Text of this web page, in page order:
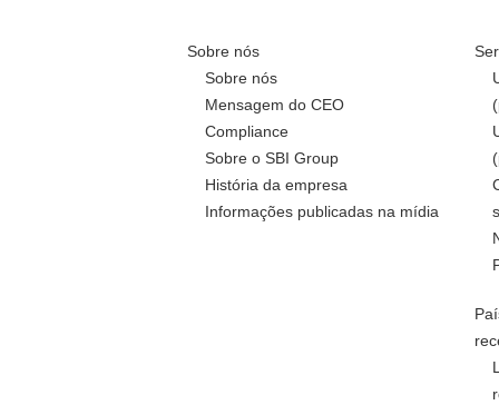
Sobre nós
Sobre nós
Mensagem do CEO
Compliance
Sobre o SBI Group
História da empresa
Informações publicadas na mídia